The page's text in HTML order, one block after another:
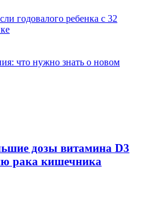
годовалого ребенка с 32
что нужно знать о новом
дозы витамина D3
рака кишечника